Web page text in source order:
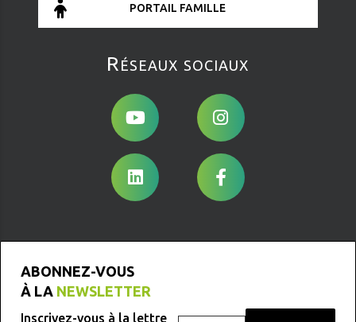
PORTAIL FAMILLE
Réseaux sociaux
ABONNEZ-VOUS
À LA NEWSLETTER
Inscrivez-vous à la lettre